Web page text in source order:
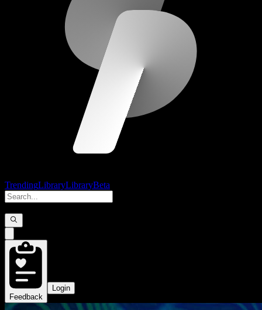
TrendingLibraryLibraryBeta
Feedback
Login